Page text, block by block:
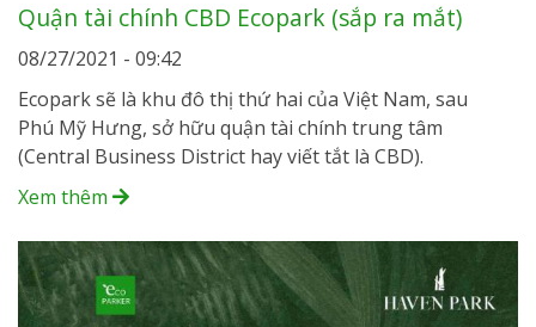
Quận tài chính CBD Ecopark (sắp ra mắt)
08/27/2021 - 09:42
Ecopark sẽ là khu đô thị thứ hai của Việt Nam, sau
Phú Mỹ Hưng, sở hữu quận tài chính trung tâm
(Central Business District hay viết tắt là CBD).
Xem thêm